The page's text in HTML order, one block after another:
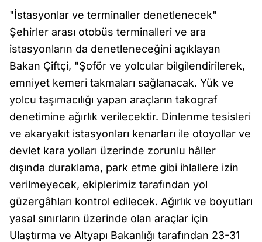
"İstasyonlar ve terminaller denetlenecek"
Şehirler arası otobüs terminalleri ve ara
istasyonların da denetleneceğini açıklayan
Bakan Çiftçi, "Şoför ve yolcular bilgilendirilerek,
emniyet kemeri takmaları sağlanacak. Yük ve
yolcu taşımacılığı yapan araçların takograf
denetimine ağırlık verilecektir. Dinlenme tesisleri
ve akaryakıt istasyonları kenarları ile otoyollar ve
devlet kara yolları üzerinde zorunlu hâller
dışında duraklama, park etme gibi ihlallere izin
verilmeyecek, ekiplerimiz tarafından yol
güzergâhları kontrol edilecek. Ağırlık ve boyutları
yasal sınırların üzerinde olan araçlar için
Ulaştırma ve Altyapı Bakanlığı tarafından 23-31